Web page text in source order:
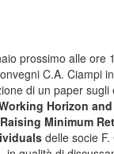
prossimo alle ore
C.A. Ciampi
di un paper sugli
Horizon
Minimum
delle socie